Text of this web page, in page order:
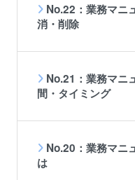
No.22：業務マニ
消・削除
No.21：業務マ
間・タイミング
No.20：業務マニ
は